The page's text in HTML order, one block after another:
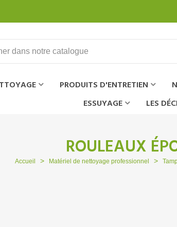
PRODUITS D'ENTRETIEN
ESSUYAGE
LES
ROULEAUX
Accueil > Matériel de nettoyage professionnel >